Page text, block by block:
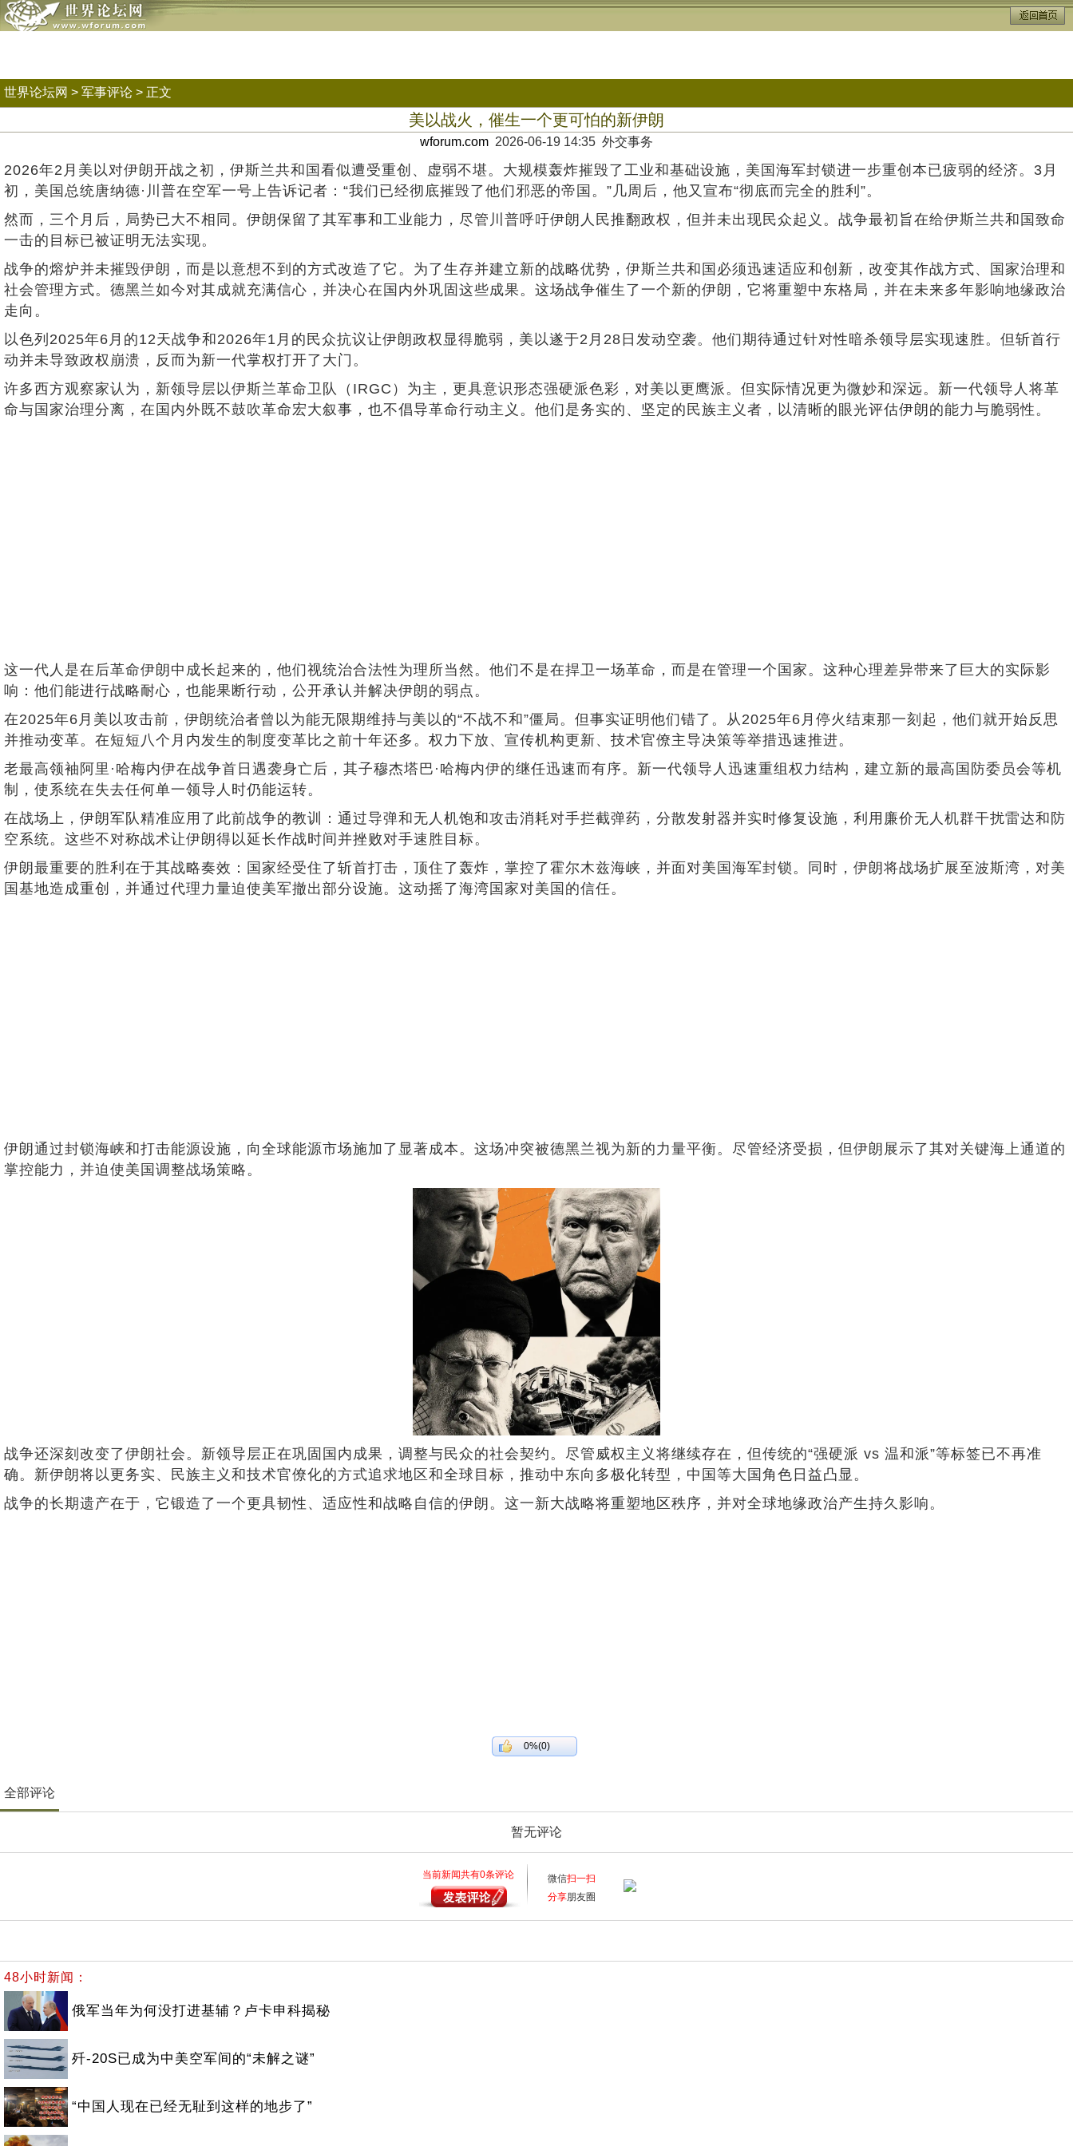
世界论坛网 > 军事评论 > 正文
美以战火，催生一个更可怕的新伊朗
wforum.com 2026-06-19 14:35 外交事务
2026年2月美以对伊朗开战之初，伊斯兰共和国看似遭受重创、虚弱不堪。大规模轰炸摧毁了工业和基础设施，美国海军封锁进一步重创本已疲弱的经济。3月
初，美国总统唐纳德·川普在空军一号上告诉记者：“我们已经彻底摧毁了他们邪恶的帝国。”几周后，他又宣布“彻底而完全的胜利”。
然而，三个月后，局势已大不相同。伊朗保留了其军事和工业能力，尽管川普呼吁伊朗人民推翻政权，但并未出现民众起义。战争最初旨在给伊斯兰共和国致命
一击的目标已被证明无法实现。
战争的熔炉并未摧毁伊朗，而是以意想不到的方式改造了它。为了生存并建立新的战略优势，伊斯兰共和国必须迅速适应和创新，改变其作战方式、国家治理和
社会管理方式。德黑兰如今对其成就充满信心，并决心在国内外巩固这些成果。这场战争催生了一个新的伊朗，它将重塑中东格局，并在未来多年影响地缘政治
走向。
以色列2025年6月的12天战争和2026年1月的民众抗议让伊朗政权显得脆弱，美以遂于2月28日发动空袭。他们期待通过针对性暗杀领导层实现速胜。但斩首行
动并未导致政权崩溃，反而为新一代掌权打开了大门。
许多西方观察家认为，新领导层以伊斯兰革命卫队（IRGC）为主，更具意识形态强硬派色彩，对美以更鹰派。但实际情况更为微妙和深远。新一代领导人将革
命与国家治理分离，在国内外既不鼓吹革命宏大叙事，也不倡导革命行动主义。他们是务实的、坚定的民族主义者，以清晰的眼光评估伊朗的能力与脆弱性。
这一代人是在后革命伊朗中成长起来的，他们视统治合法性为理所当然。他们不是在捍卫一场革命，而是在管理一个国家。这种心理差异带来了巨大的实际影
响：他们能进行战略耐心，也能果断行动，公开承认并解决伊朗的弱点。
在2025年6月美以攻击前，伊朗统治者曾以为能无限期维持与美以的“不战不和”僵局。但事实证明他们错了。从2025年6月停火结束那一刻起，他们就开始反思
并推动变革。在短短八个月内发生的制度变革比之前十年还多。权力下放、宣传机构更新、技术官僚主导决策等举措迅速推进。
老最高领袖阿里·哈梅内伊在战争首日遇袭身亡后，其子穆杰塔巴·哈梅内伊的继任迅速而有序。新一代领导人迅速重组权力结构，建立新的最高国防委员会等机
制，使系统在失去任何单一领导人时仍能运转。
在战场上，伊朗军队精准应用了此前战争的教训：通过导弹和无人机饱和攻击消耗对手拦截弹药，分散发射器并实时修复设施，利用廉价无人机群干扰雷达和防
空系统。这些不对称战术让伊朗得以延长作战时间并挫败对手速胜目标。
伊朗最重要的胜利在于其战略奏效：国家经受住了斩首打击，顶住了轰炸，掌控了霍尔木兹海峡，并面对美国海军封锁。同时，伊朗将战场扩展至波斯湾，对美
国基地造成重创，并通过代理力量迫使美军撤出部分设施。这动摇了海湾国家对美国的信任。
伊朗通过封锁海峡和打击能源设施，向全球能源市场施加了显著成本。这场冲突被德黑兰视为新的力量平衡。尽管经济受损，但伊朗展示了其对关键海上通道的
掌控能力，并迫使美国调整战场策略。
战争还深刻改变了伊朗社会。新领导层正在巩固国内成果，调整与民众的社会契约。尽管威权主义将继续存在，但传统的“强硬派 vs 温和派”等标签已不再准
确。新伊朗将以更务实、民族主义和技术官僚化的方式追求地区和全球目标，推动中东向多极化转型，中国等大国角色日益凸显。
战争的长期遗产在于，它锻造了一个更具韧性、适应性和战略自信的伊朗。这一新大战略将重塑地区秩序，并对全球地缘政治产生持久影响。
0%(0)
全部评论
暂无评论
当前新闻共有0条评论 微信扫一扫
分享朋友圈
48小时新闻：
俄军当年为何没打进基辅？卢卡申科揭秘
歼-20S已成为中美空军间的“未解之谜”
“中国人现在已经无耻到这样的地步了”